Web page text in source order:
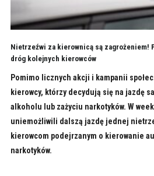
Nietrzeźwi za kierownicą są zagrożeniem!
dróg kolejnych kierowców
Pomimo licznych akcji i kampanii
kierowcy, którzy decydują się na jazdę
alkoholu lub zażyciu narkotyków. W
uniemożliwili dalszą jazdę jednej
kierowcom podejrzanym o kierowanie
narkotyków.